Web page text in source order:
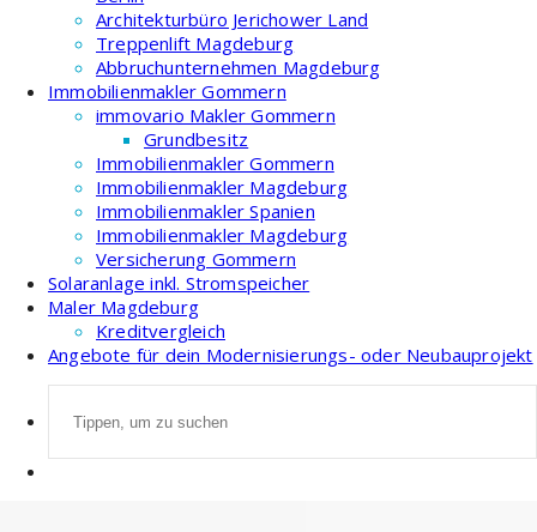
Architekturbüro Jerichower Land
Treppenlift Magdeburg
Abbruchunternehmen Magdeburg
Immobilienmakler Gommern
immovario Makler Gommern
Grundbesitz
Immobilienmakler Gommern
Immobilienmakler Magdeburg
Immobilienmakler Spanien
Immobilienmakler Magdeburg
Versicherung Gommern
Solaranlage inkl. Stromspeicher
Maler Magdeburg
Kreditvergleich
Angebote für dein Modernisierungs- oder Neubauprojekt
nach: